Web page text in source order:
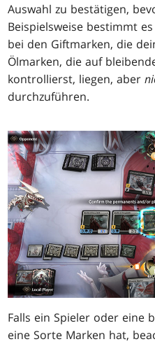
Auswahl zu bestätigen,
Beispielsweise bestimmt
bei den Giftmarken, die
Ölmarken, die auf
kontrollierst, liegen, aber
durchzuführen.
Falls ein Spieler oder eine
eine Sorte Marken hat,